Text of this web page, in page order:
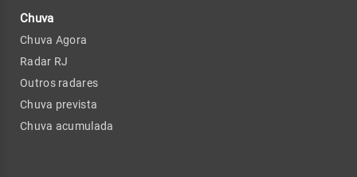
Chuva
Chuva Agora
Radar RJ
Outros radares
Chuva prevista
Chuva acumulada